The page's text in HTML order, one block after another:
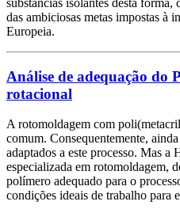
das ambiciosas metas impostas à
Europeia.
Análise de adequação do
rotacional
A rotomoldagem com
comum. Consequentemente,
adaptados a este processo. Mas a
especializada em rotomoldagem,
polímero adequado para o
condições ideais de trabalho para